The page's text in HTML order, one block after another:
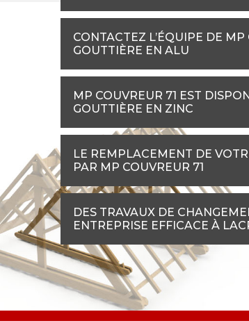
CONTACTEZ L’ÉQUIPE DE
GOUTTIÈRE EN ALU
MP COUVREUR 71 EST
GOUTTIÈRE EN ZINC
LE REMPLACEMENT DE
PAR MP COUVREUR 71
DES TRAVAUX DE
ENTREPRISE EFFICACE À